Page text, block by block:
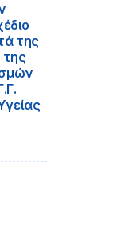
της
της